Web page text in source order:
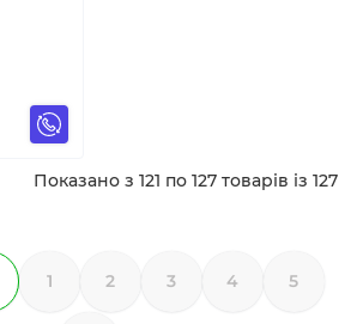
Показано з 121 по 127 товарів із 127
1 2 3 4 5